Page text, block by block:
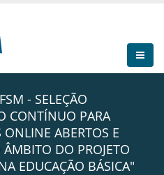
- SELEÇÃO
CONTÍNUO PARA
ABERTOS E
DO PROJETO
EDUCAÇÃO BÁSICA"